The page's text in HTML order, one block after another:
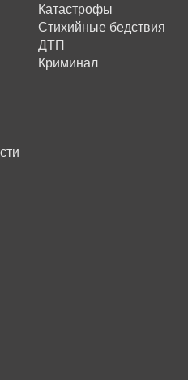
Катастрофы
Стихийные бедствия
ДТП
Криминал